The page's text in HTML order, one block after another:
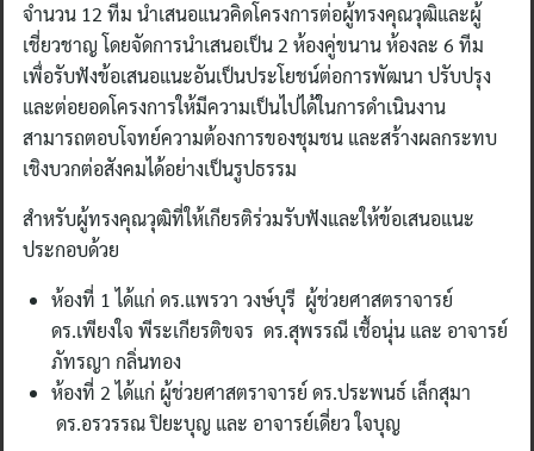
จำนวน 12 ทีม นำเสนอแนวคิดโครงการต่อผู้ทรงคุณวุฒิและผู้
เชี่ยวชาญ โดยจัดการนำเสนอเป็น 2 ห้องคู่ขนาน ห้องละ 6 ทีม
เพื่อรับฟังข้อเสนอแนะอันเป็นประโยชน์ต่อการพัฒนา ปรับปรุง
และต่อยอดโครงการให้มีความเป็นไปได้ในการดำเนินงาน
สามารถตอบโจทย์ความต้องการของชุมชน และสร้างผลกระทบ
เชิงบวกต่อสังคมได้อย่างเป็นรูปธรรม
สำหรับผู้ทรงคุณวุฒิที่ให้เกียรติร่วมรับฟังและให้ข้อเสนอแนะ
ประกอบด้วย
ห้องที่ 1 ได้แก่ ดร.แพรวา วงษ์บุรี ผู้ช่วยศาสตราจารย์
ดร.เพียงใจ พีระเกียรติขจร ดร.สุพรรณี เชื้อนุ่น และ อาจารย์
ภัทรญา กลิ่นทอง
ห้องที่ 2 ได้แก่ ผู้ช่วยศาสตราจารย์ ดร.ประพนธ์ เล็กสุมา
ดร.อรวรรณ ปิยะบุญ และ อาจารย์เดี่ยว ใจบุญ